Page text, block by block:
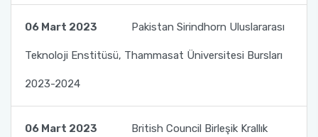
06 Mart 2023 Pakistan Sirindhorn Uluslararası
Teknoloji Enstitüsü, Thammasat Üniversitesi Bursları
2023-2024
06 Mart 2023 British Council Birleşik Krallık